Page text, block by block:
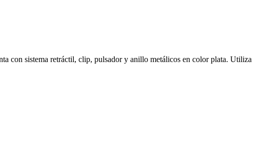
con sistema retráctil, clip, pulsador y anillo metálicos en color plata. Utiliza